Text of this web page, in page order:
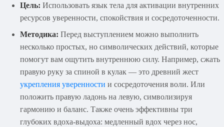
Цель: Использовать язык тела для активации внутренних
ресурсов уверенности, спокойствия и сосредоточенности.
Методика: Перед выступлением можно выполнить
несколько простых, но символических действий, которые
помогут вам ощутить внутреннюю силу. Например, сжать
правую руку за спиной в кулак — это древний жест
укрепления уверенности и сосредоточения воли. Или
положить правую ладонь на левую, символизируя
гармонию и баланс. Также очень эффективны три
глубоких вдоха-выдоха: медленный вдох через нос,